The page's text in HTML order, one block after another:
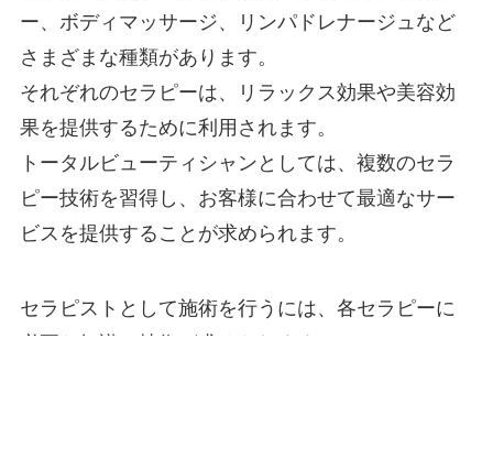
ー、ボディマッサージ、リンパドレナージュなど
さまざまな種類があります。
それぞれのセラピーは、リラックス効果や美容効
果を提供するために利用されます。
トータルビューティシャンとしては、複数のセラ
ピー技術を習得し、お客様に合わせて最適なサー
ビスを提供することが求められます。
セラピストとして施術を行うには、各セラピーに